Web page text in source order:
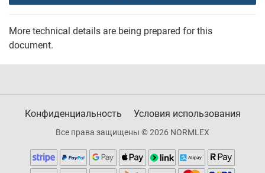
More technical details are being prepared for this
document.
Конфиденциальность Условия использования
Все права защищены © 2026 NORMLEX